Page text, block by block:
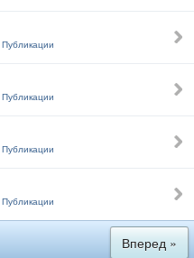
Публикации
Публикации
Публикации
Публикации
Вперед »